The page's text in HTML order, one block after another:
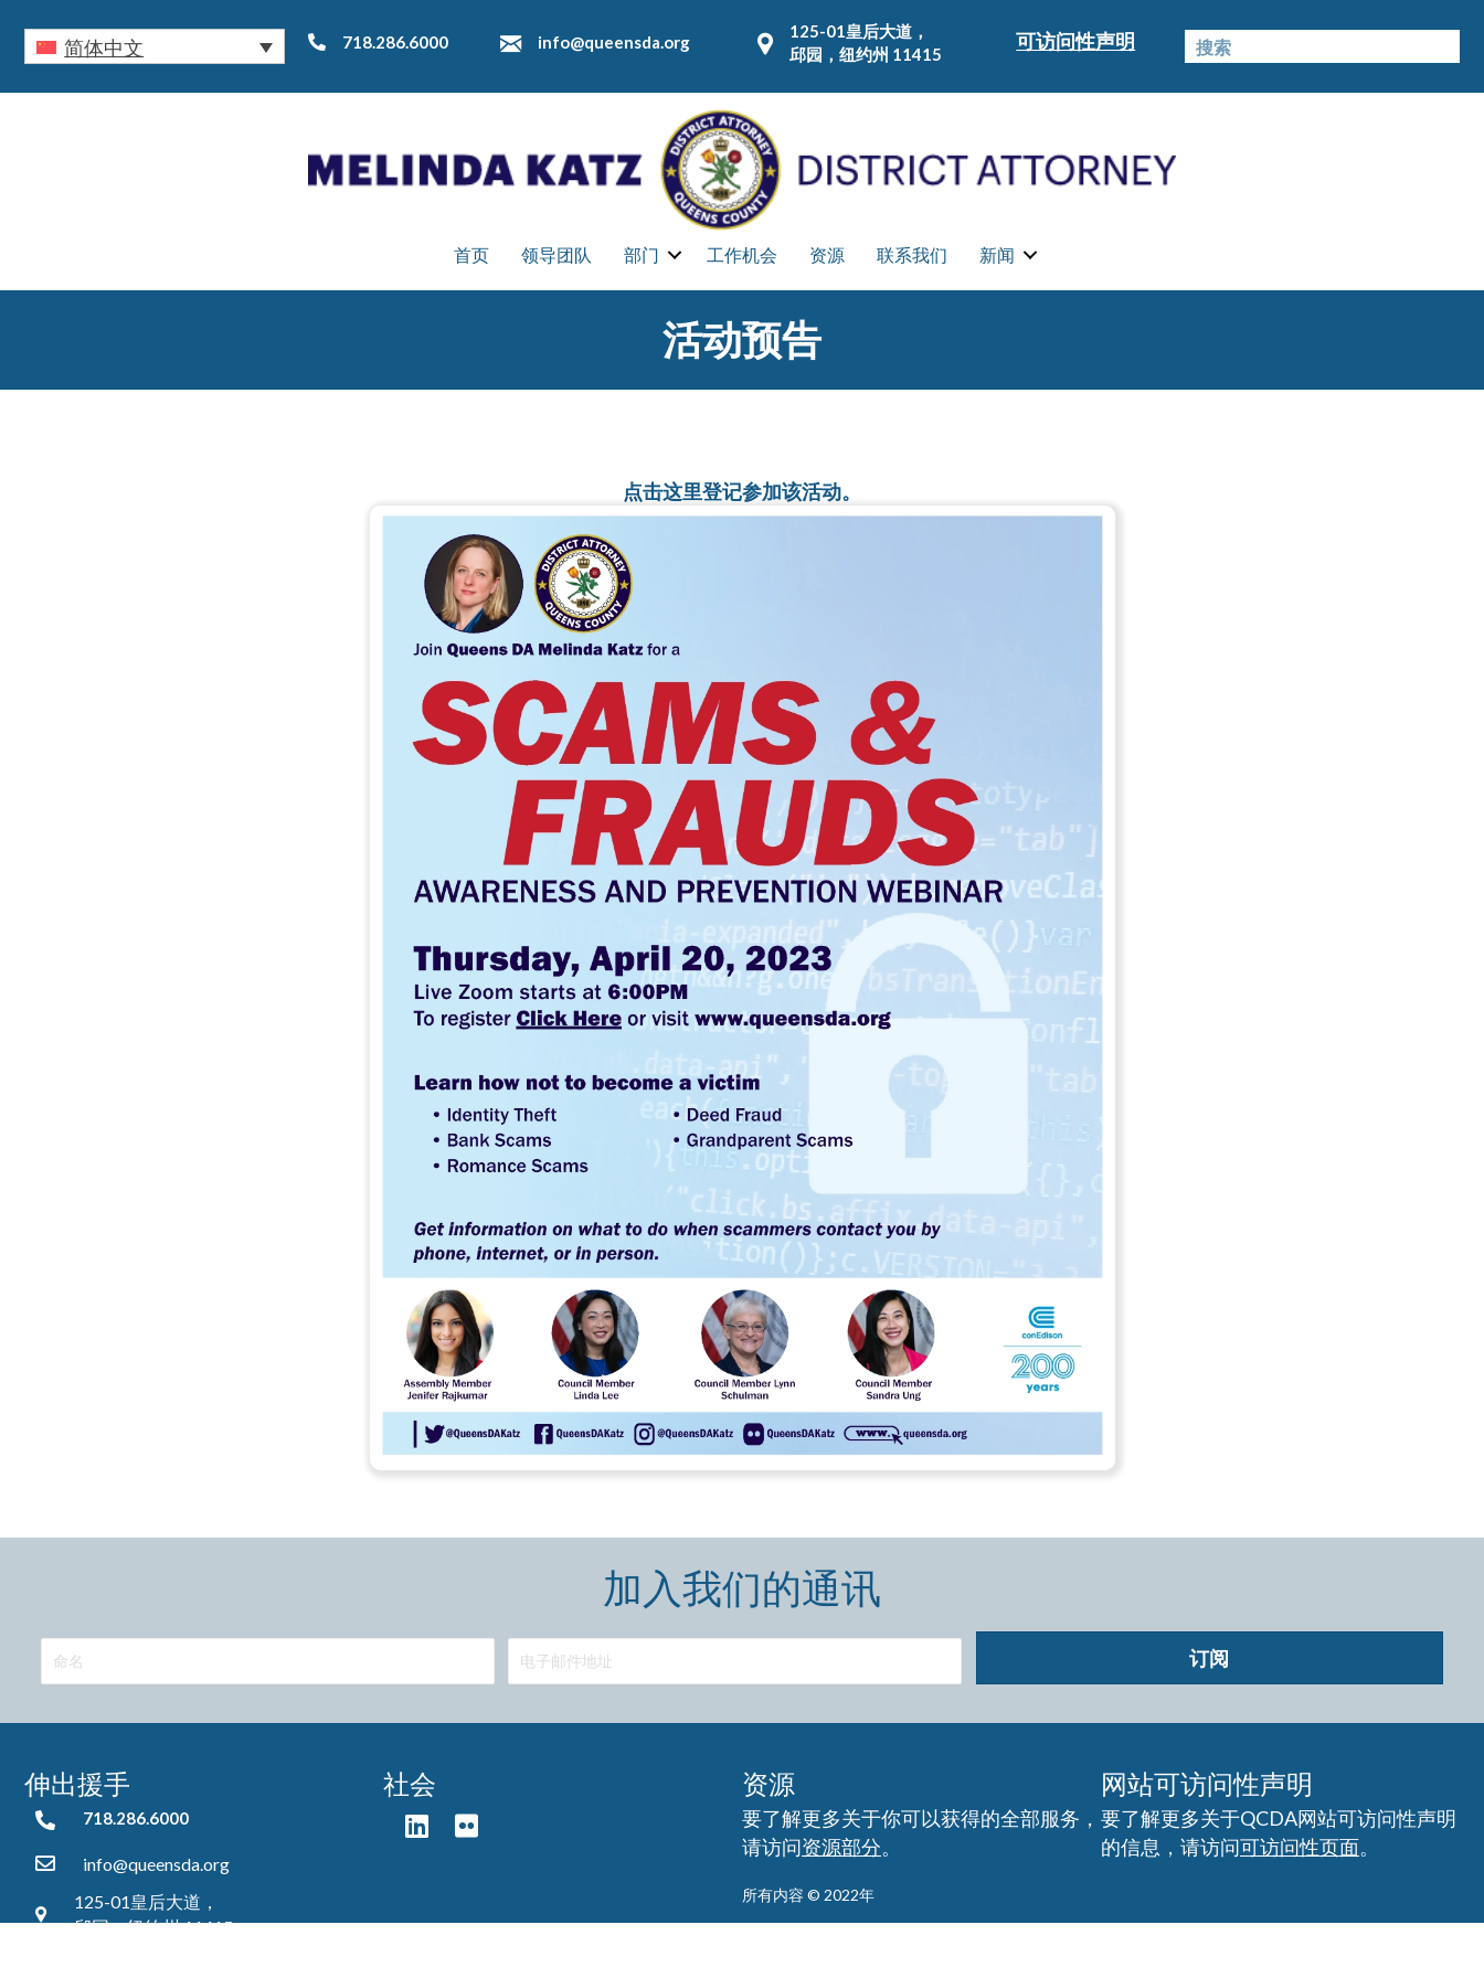
简体中文 718.286.6000 info@queensda.org
125-01皇后大道，
邱园，纽约州 11415
可访问性声明
首页 领导团队 部门 工作机会 资源 联系我们 新闻
活动预告
点击这里登记参加该活动。
加入我们的通讯
订阅
伸出援手
718.286.6000
718.286.6000
info@queensda.org
125-01皇后大道，
邱园，纽约州 11415
社会 资源
要了解更多关于你可以获得的全部服务，
请访问资源部分。
所有内容 © 2022年
网站可访问性声明
要了解更多关于QCDA网站可访问性声明
的信息，请访问可访问性页面。